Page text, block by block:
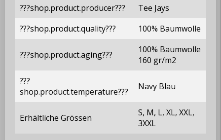
???shop.product.producer???
Tee Jays
???shop.product.quality???
100% Baumwolle
???shop.product.aging???
100% Baumwolle
160 gr/m2
???
shop.product.temperature???
Navy Blau
Erhältliche Grössen
S, M, L, XL, XXL,
3XXL
MX5 Club Zürisee